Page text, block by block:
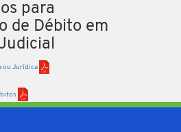
para
de Débito em
ou Jurídica